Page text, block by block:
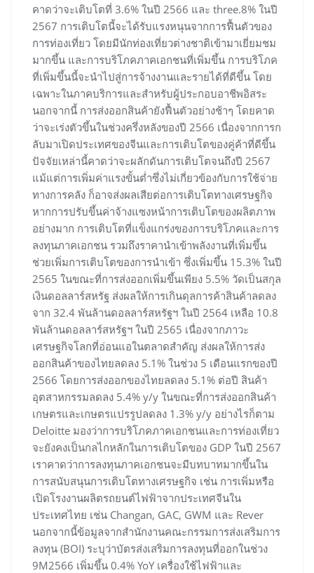
คาดว่าจะเติบโตที่ 3.6% ในปี 2566 และ three.8% ในปี
2567 การเติบโตนี้จะได้รับแรงหนุนจากการฟื้นตัวของ
การท่องเที่ยว โดยมีนักท่องเที่ยวต่างชาติเข้ามาเยี่ยมชม
มากขึ้น และการบริโภคภาคเอกชนที่เพิ่มขึ้น การบริโภค
ที่เพิ่มขึ้นนี้จะนำไปสู่การจ้างงานและรายได้ที่ดีขึ้น โดย
เฉพาะในภาคบริการและสำหรับผู้ประกอบอาชีพอิสระ
นอกจากนี้ การส่งออกสินค้ายังฟื้นตัวอย่างช้าๆ โดยคาด
ว่าจะเร่งตัวขึ้นในช่วงครึ่งหลังของปี 2566 เนื่องจากการก
ลับมาเปิดประเทศของจีนและการเติบโตของคู่ค้าที่ดีขึ้น
ปัจจัยเหล่านี้คาดว่าจะผลักดันการเติบโตจนถึงปี 2567
แม้แต่การเพิ่มค่าแรงขั้นต่ำซึ่งไม่เกี่ยวข้องกับการใช้จ่าย
ทางการคลัง ก็อาจส่งผลเสียต่อการเติบโตทางเศรษฐกิจ
หากการปรับขึ้นค่าจ้างแซงหน้าการเติบโตของผลิตภาพ
อย่างมาก การเติบโตที่แข็งแกร่งของการบริโภคและการ
ลงทุนภาคเอกชน รวมถึงราคานำเข้าพลังงานที่เพิ่มขึ้น
ช่วยเพิ่มการเติบโตของการนำเข้า ซึ่งเพิ่มขึ้น 15.3% ในปี
2565 ในขณะที่การส่งออกเพิ่มขึ้นเพียง 5.5% วัดเป็นสกุล
เงินดอลลาร์สหรัฐ ส่งผลให้การเกินดุลการค้าสินค้าลดลง
จาก 32.4 พันล้านดอลลาร์สหรัฐฯ ในปี 2564 เหลือ 10.8
พันล้านดอลลาร์สหรัฐฯ ในปี 2565 เนื่องจากภาวะ
เศรษฐกิจโลกที่อ่อนแอในตลาดสำคัญ ส่งผลให้การส่ง
ออกสินค้าของไทยลดลง 5.1% ในช่วง 5 เดือนแรกของปี
2566 โดยการส่งออกของไทยลดลง 5.1% ต่อปี สินค้า
อุตสาหกรรมลดลง 5.4% y/y ในขณะที่การส่งออกสินค้า
เกษตรและเกษตรแปรรูปลดลง 1.3% y/y อย่างไรก็ตาม
Deloitte มองว่าการบริโภคภาคเอกชนและการท่องเที่ยว
จะยังคงเป็นกลไกหลักในการเติบโตของ GDP ในปี 2567
เราคาดว่าการลงทุนภาคเอกชนจะมีบทบาทมากขึ้นใน
การสนับสนุนการเติบโตทางเศรษฐกิจ เช่น การเพิ่มหรือ
เปิดโรงงานผลิตรถยนต์ไฟฟ้าจากประเทศจีนใน
ประเทศไทย เช่น Changan, GAC, GWM และ Rever
นอกจากนี้ข้อมูลจากสำนักงานคณะกรรมการส่งเสริมการ
ลงทุน (BOI) ระบุว่าบัตรส่งเสริมการลงทุนที่ออกในช่วง
9M2566 เพิ่มขึ้น 0.4% YoY เครื่องใช้ไฟฟ้าและ